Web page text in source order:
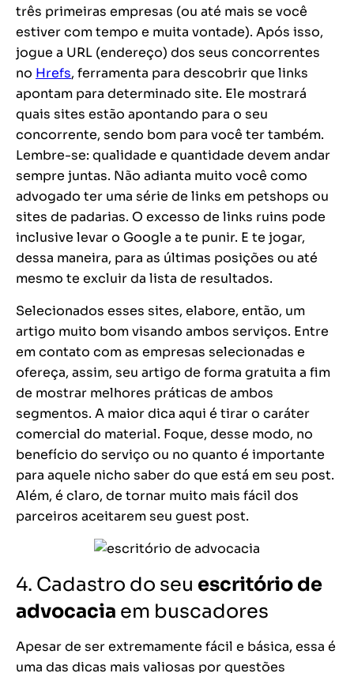
três primeiras empresas (ou até mais se você
estiver com tempo e muita vontade). Após isso,
jogue a URL (endereço) dos seus concorrentes
no Hrefs, ferramenta para descobrir que links
apontam para determinado site. Ele mostrará
quais sites estão apontando para o seu
concorrente, sendo bom para você ter também.
Lembre-se: qualidade e quantidade devem andar
sempre juntas. Não adianta muito você como
advogado ter uma série de links em petshops ou
sites de padarias. O excesso de links ruins pode
inclusive levar o Google a te punir. E te jogar,
dessa maneira, para as últimas posições ou até
mesmo te excluir da lista de resultados.
Selecionados esses sites, elabore, então, um
artigo muito bom visando ambos serviços. Entre
em contato com as empresas selecionadas e
ofereça, assim, seu artigo de forma gratuita a fim
de mostrar melhores práticas de ambos
segmentos. A maior dica aqui é tirar o caráter
comercial do material. Foque, desse modo, no
benefício do serviço ou no quanto é importante
para aquele nicho saber do que está em seu post.
Além, é claro, de tornar muito mais fácil dos
parceiros aceitarem seu guest post.
4. Cadastro do seu escritório de
advocacia em buscadores
Apesar de ser extremamente fácil e básica, essa é
uma das dicas mais valiosas por questões